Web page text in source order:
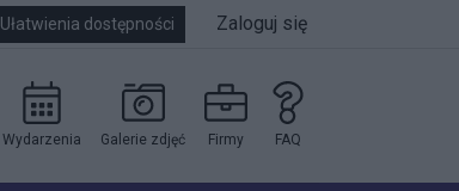
Ułatwienia dostępności Zaloguj się
Wydarzenia Galerie zdjęć Firmy FAQ